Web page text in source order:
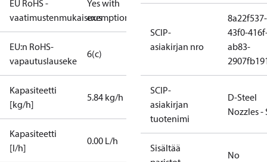
EU RoHS -
vaatimustenmukaisuus
Yes with
exemptions
EU:n RoHS-
vapautuslauseke
6(c)
Kapasiteetti
[kg/h]
5.84 kg/h
Kapasiteetti
[l/h]
0.00 L/h
SCIP-
asiakirjan nro
8a22f537-
43f0-
ab83-
SCIP-
asiakirjan
tuotenimi
D-Steel
Nozzles -
Sisältää
No